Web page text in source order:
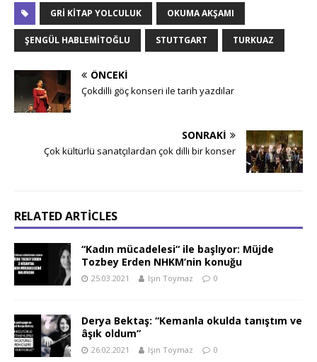
GRI KITAP YOLCULUK OKUMA AKŞAMI
ŞENGÜL HABLEMITOĞLU STUTTGART TURKUAZ
ÖNCEKI
Çokdilli göç konseri ile tarih yazdılar
SONRAKI
Çok kültürlü sanatçılardan çok dilli bir konser
RELATED ARTICLES
“Kadın mücadelesi“ ile başlıyor: Müjde
Tozbey Erden NHKM’nin konuğu
25.03.2021 Işın Toymaz 0
Derya Bektaş: “Kemanla okulda tanıştım ve
âşık oldum”
26.02.2021 Işın Toymaz 0